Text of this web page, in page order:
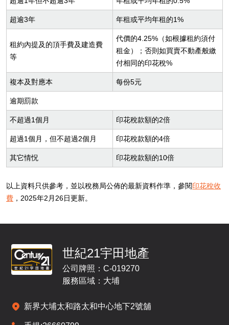
世紀21宇田地產
公司牌照：C-019270
服務區域：大埔
新界大埔太和路太和中心地下2號舖